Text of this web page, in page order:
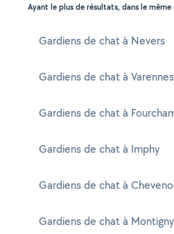
Ayant le plus de résultats, dans le
Gardiens de chat à Nevers
Gardiens de chat à
Gardiens de chat à
Gardiens de chat à Imphy
Gardiens de chat à
Gardiens de chat à